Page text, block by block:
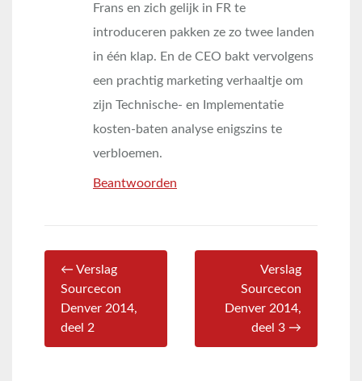
Frans en zich gelijk in FR te
introduceren pakken ze zo twee landen
in één klap. En de CEO bakt vervolgens
een prachtig marketing verhaaltje om
zijn Technische- en Implementatie
kosten-baten analyse enigszins te
verbloemen.
Beantwoorden
← Verslag
Sourcecon
Denver 2014,
deel 2
Verslag
Sourcecon
Denver 2014,
deel 3 →